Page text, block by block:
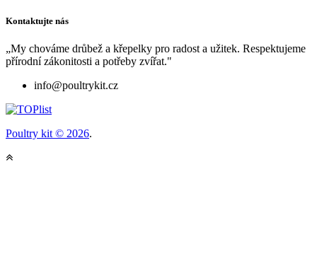
Kontaktujte nás
„My chováme drůbež a křepelky pro radost a užitek. Respektujeme
přírodní zákonitosti a potřeby zvířat."
info@poultrykit.cz
Poultry kit © 2026.